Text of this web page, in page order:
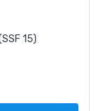
15)